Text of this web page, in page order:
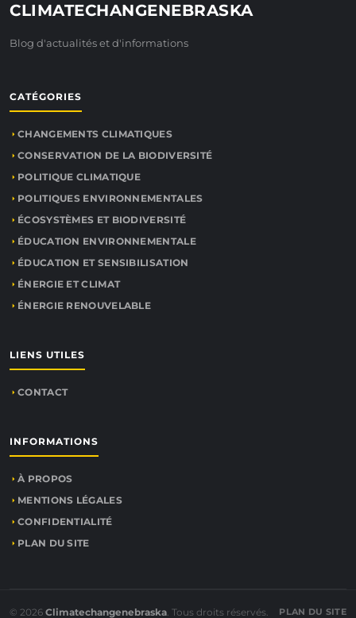
CLIMATECHANGENEBRASKA
Blog d'actualités et d'informations
CATÉGORIES
CHANGEMENTS CLIMATIQUES
CONSERVATION DE LA BIODIVERSITÉ
POLITIQUE CLIMATIQUE
POLITIQUES ENVIRONNEMENTALES
ÉCOSYSTÈMES ET BIODIVERSITÉ
ÉDUCATION ENVIRONNEMENTALE
ÉDUCATION ET SENSIBILISATION
ÉNERGIE ET CLIMAT
ÉNERGIE RENOUVELABLE
LIENS UTILES
CONTACT
INFORMATIONS
À PROPOS
MENTIONS LÉGALES
CONFIDENTIALITÉ
PLAN DU SITE
© 2026 Climatechangenebraska. Tous droits réservés. PLAN DU SITE